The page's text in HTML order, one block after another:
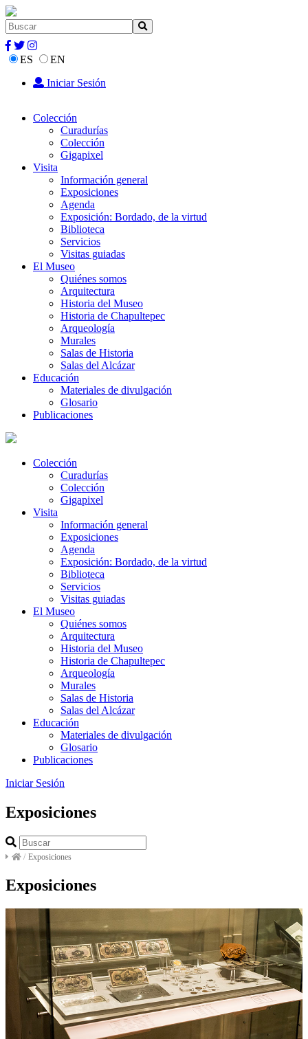
ES
EN
Iniciar Sesión
Colección
Curadurías
Colección
Gigapixel
Visita
Información general
Exposiciones
Agenda
Exposición: Bordado, de la virtud
Biblioteca
Servicios
Visitas guiadas
El Museo
Quiénes somos
Arquitectura
Historia del Museo
Historia de Chapultepec
Arqueología
Murales
Salas de Historia
Salas del Alcázar
Educación
Materiales de divulgación
Glosario
Publicaciones
Colección
Curadurías
Colección
Gigapixel
Visita
Información general
Exposiciones
Agenda
Exposición: Bordado, de la virtud
Biblioteca
Servicios
Visitas guiadas
El Museo
Quiénes somos
Arquitectura
Historia del Museo
Historia de Chapultepec
Arqueología
Murales
Salas de Historia
Salas del Alcázar
Educación
Materiales de divulgación
Glosario
Publicaciones
Iniciar Sesión
Exposiciones
/ Exposiciones
Exposiciones